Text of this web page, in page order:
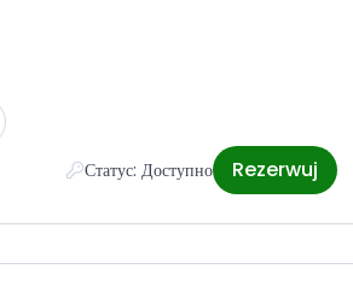
Статус: Доступно
Rezerwuj